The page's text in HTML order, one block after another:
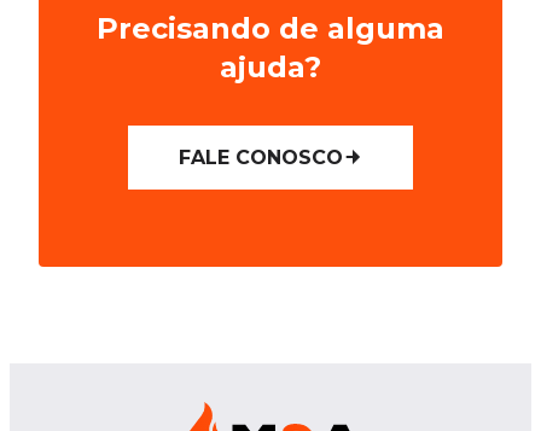
Precisando de alguma
ajuda?
FALE CONOSCO